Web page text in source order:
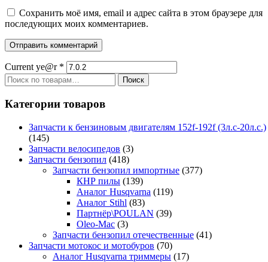
Сохранить моё имя, email и адрес сайта в этом браузере для
последующих моих комментариев.
Current ye@r *
Искать:
Поиск
Категории товаров
Запчасти к бензиновым двигателям 152f-192f (3л.с-20л.с.)
(145)
Запчасти велосипедов (3)
Запчасти бензопил (418)
Запчасти бензопил импортные (377)
КНР пилы (139)
Аналог Husqvarna (119)
Аналог Stihl (83)
Партнёр\POULAN (39)
Oleo-Mac (3)
Запчасти бензопил отечественные (41)
Запчасти мотокос и мотобуров (70)
Аналог Husqvarna триммеры (17)